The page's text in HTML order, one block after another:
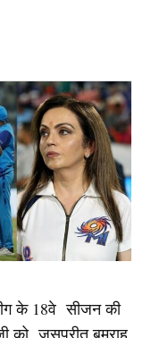
के 18वे सीजन की
को जसप्रीत बुमराह